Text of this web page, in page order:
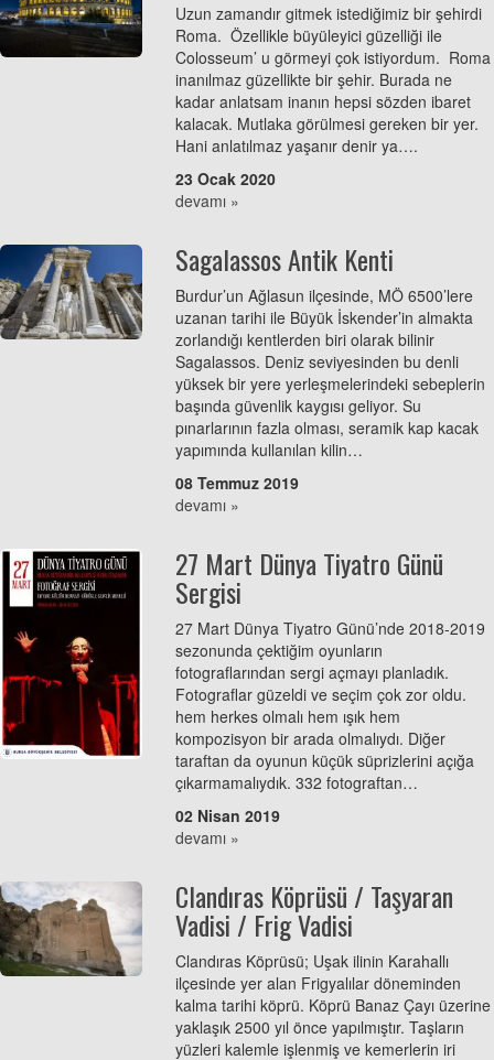
Uzun zamandır gitmek istediğimiz bir şehirdi
Roma. Özellikle büyüleyici güzelliği ile
Colosseum’ u görmeyi çok istiyordum. Roma
inanılmaz güzellikte bir şehir. Burada ne
kadar anlatsam inanın hepsi sözden ibaret
kalacak. Mutlaka görülmesi gereken bir yer.
Hani anlatılmaz yaşanır denir ya….
23 Ocak 2020
devamı »
Sagalassos Antik Kenti
Burdur’un Ağlasun ilçesinde, MÖ 6500’lere
uzanan tarihi ile Büyük İskender’in almakta
zorlandığı kentlerden biri olarak bilinir
Sagalassos. Deniz seviyesinden bu denli
yüksek bir yere yerleşmelerindeki sebeplerin
başında güvenlik kaygısı geliyor. Su
pınarlarının fazla olması, seramik kap kacak
yapımında kullanılan kilin…
08 Temmuz 2019
devamı »
27 Mart Dünya Tiyatro Günü
Sergisi
27 Mart Dünya Tiyatro Günü’nde 2018-2019
sezonunda çektiğim oyunların
fotograflarından sergi açmayı planladık.
Fotograflar güzeldi ve seçim çok zor oldu.
hem herkes olmalı hem ışık hem
kompozisyon bir arada olmalıydı. Diğer
taraftan da oyunun küçük süprizlerini açığa
çıkarmamalıydık. 332 fotograftan…
02 Nisan 2019
devamı »
Clandıras Köprüsü / Taşyaran
Vadisi / Frig Vadisi
Clandıras Köprüsü; Uşak ilinin Karahallı
ilçesinde yer alan Frigyalılar döneminden
kalma tarihi köprü. Köprü Banaz Çayı üzerine
yaklaşık 2500 yıl önce yapılmıştır. Taşların
yüzleri kalemle işlenmiş ve kemerlerin iri